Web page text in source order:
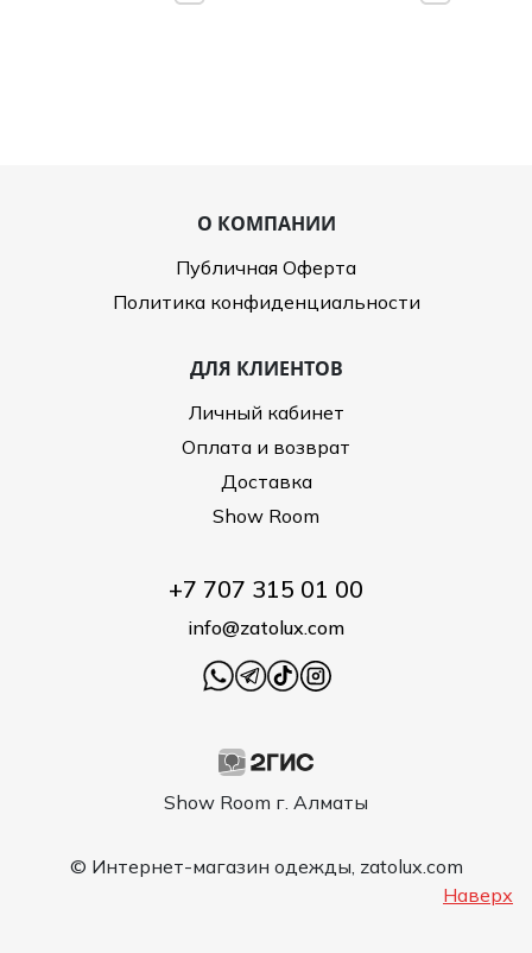
О КОМПАНИИ
Публичная Оферта
Политика конфиденциальности
ДЛЯ КЛИЕНТОВ
Личный кабинет
Оплата и возврат
Доставка
Show Room
Show Room г. Алматы
+7 707 315 01 00
info@zatolux.com
© Интернет-магазин одежды, zatolux.com
Наверх